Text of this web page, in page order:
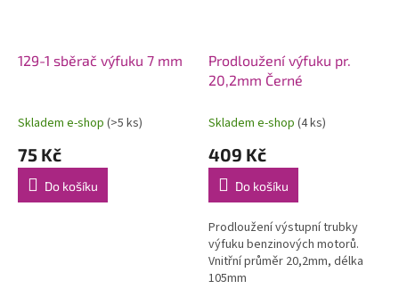
129-1 sběrač výfuku 7 mm
Skladem e-shop (>5 ks)
75 Kč
Do košíku
Prodloužení výfuku pr.
20,2mm Černé
Skladem e-shop (4 ks)
409 Kč
Do košíku
Prodloužení výstupní trubky
výfuku benzinových motorů.
Vnitřní průměr 20,2mm, délka
105mm